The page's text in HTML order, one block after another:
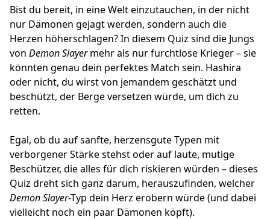
Bist du bereit, in eine Welt einzutauchen, in der nicht
nur Dämonen gejagt werden, sondern auch die
Herzen höherschlagen? In diesem Quiz sind die Jungs
von Demon Slayermehr als nur furchtlose Krieger – sie
könnten genau dein perfektes Match sein. Hashira
oder nicht, du wirst von jemandem geschätzt und
beschützt, der Berge versetzen würde, um dich zu
retten.
Egal, ob du auf sanfte, herzensgute Typen mit
verborgener Stärke stehst oder auf laute, mutige
Beschützer, die alles für dich riskieren würden – dieses
Quiz dreht sich ganz darum, herauszufinden, welcher
Demon Slayer-Typ dein Herz erobern würde (und dabei
vielleicht noch ein paar Dämonen köpft).